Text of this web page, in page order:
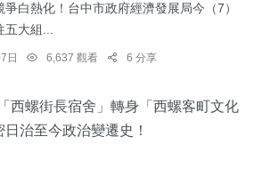
白熱化！台中市政府經濟發展局今（7）
大組...
日 6,637 觀看 6 分享